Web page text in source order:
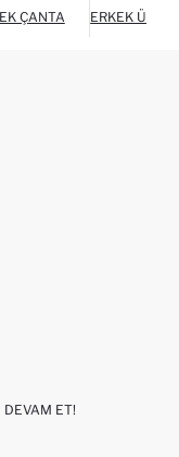
ÇANTA ERKEK ÜST
DEVAM ET!